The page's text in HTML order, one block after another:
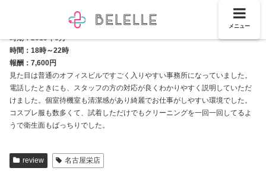
時期：2019年6月
時間：18時～22時
報酬：7,600円
見た目は普通のオフィスビルですごく入りやすい事務所になっていました。
電話したときにも、スタッフの方の対応が良くわかりやすく説明していただ
けました。個室待機室も清潔感があり綺麗でお仕事がしやすい環境でした。
コスプレ服も数多くて、試着しただけでもクリーニングを一回一回してるよ
うで衛生面もばっちりでした。
review 名古屋栄店
メニュー